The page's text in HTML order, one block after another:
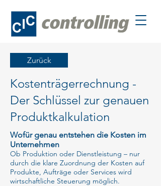
Kostenträgerrechnung -
Der Schlüssel zur genauen
Produktkalkulation
Wofür genau entstehen die Kosten im
Unternehmen
Ob Produktion oder Dienstleistung – nur
durch die klare Zuordnung der Kosten auf
Produkte, Aufträge oder Services wird
wirtschaftliche Steuerung möglich.
Zurück